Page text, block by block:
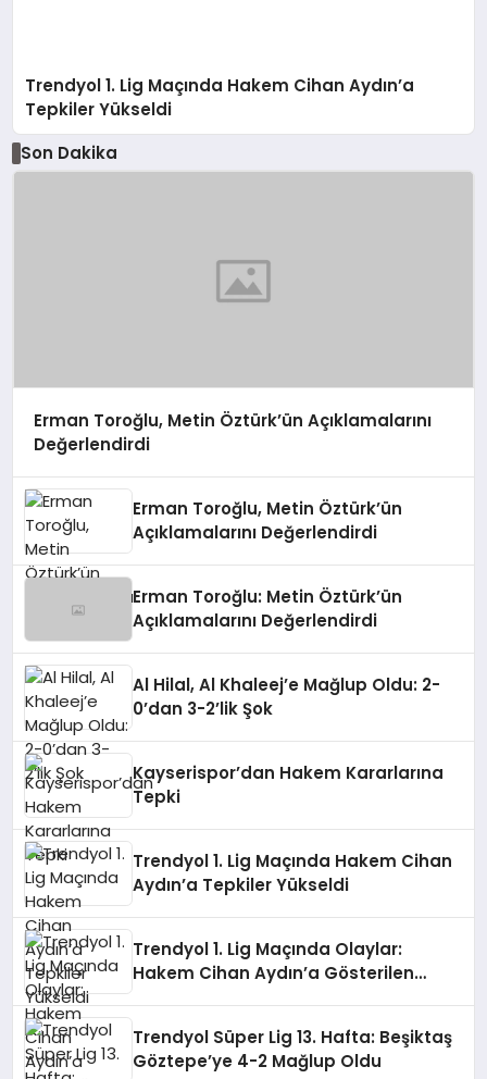
Trendyol 1. Lig Maçında Hakem Cihan Aydın’a
Tepkiler Yükseldi
Son Dakika
Erman Toroğlu, Metin Öztürk’ün Açıklamalarını
Değerlendirdi
Erman Toroğlu, Metin Öztürk’ün
Açıklamalarını Değerlendirdi
Erman Toroğlu: Metin Öztürk’ün
Açıklamalarını Değerlendirdi
Al Hilal, Al Khaleej’e Mağlup Oldu: 2-
0’dan 3-2’lik Şok
Kayserispor’dan Hakem Kararlarına
Tepki
Trendyol 1. Lig Maçında Hakem Cihan
Aydın’a Tepkiler Yükseldi
Trendyol 1. Lig Maçında Olaylar:
Hakem Cihan Aydın’a Gösterilen
Trendyol Süper Lig 13. Hafta: Beşiktaş
Göztepe’ye 4-2 Mağlup Oldu